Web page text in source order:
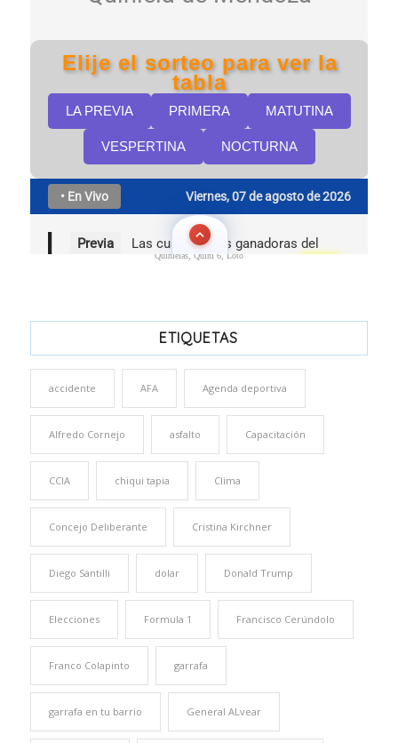
Quinielas, Quini 6, Loto
ETIQUETAS
accidente AFA Agenda deportiva
Alfredo Cornejo asfalto Capacitación
CCIA chiqui tapia Clima
Concejo Deliberante Cristina Kirchner
Diego Santilli dolar Donald Trump
Elecciones Formula 1 Francisco Cerúndolo
Franco Colapinto garrafa
garrafa en tu barrio General ALvear